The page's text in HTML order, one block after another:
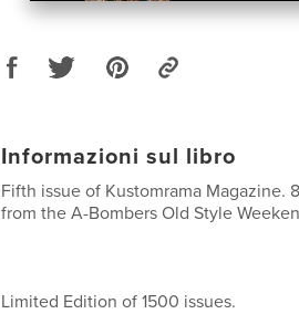
Informazioni sul libro
Fifth issue of Kustomrama Magazine.
from the A-Bombers Old Style
Limited Edition of 1500 issues.